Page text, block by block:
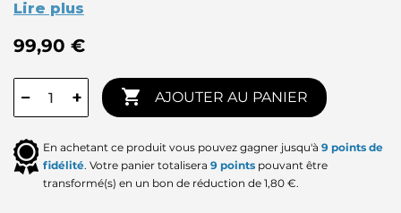
Lire plus
99,90 €
− +  AJOUTER AU PANIER
En achetant ce produit vous pouvez gagner jusqu'à 9 points de
fidélité. Votre panier totalisera 9 points pouvant être
transformé(s) en un bon de réduction de 1,80 €.